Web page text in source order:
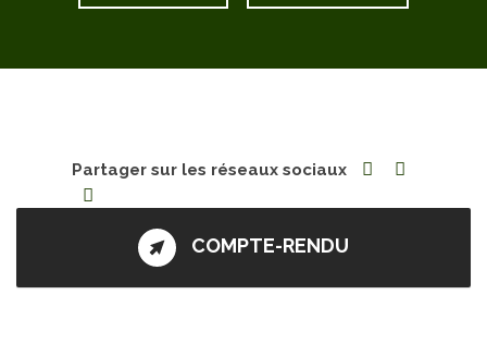
Partager sur les réseaux sociaux
COMPTE-RENDU